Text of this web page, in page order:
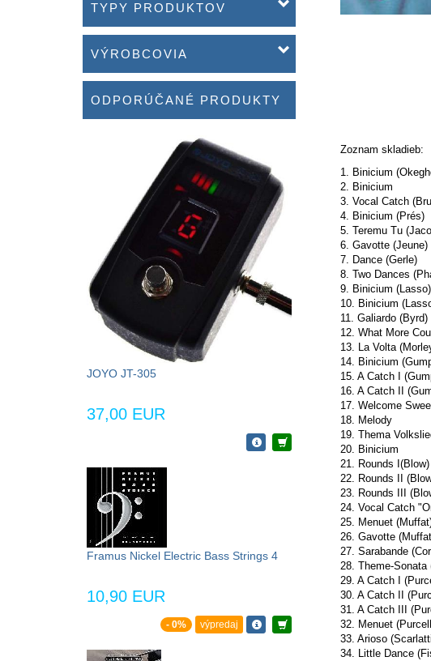
TYPY PRODUKTOV
VÝROBCOVIA
ODPORÚČANÉ PRODUKTY
JOYO JT-305
37,00 EUR
Framus Nickel Electric Bass Strings 4
10,90 EUR
- 0% výpredaj
Zoznam skladieb:
1. Binicium
2. Binicium
3. Vocal Catch
4. Binicium (Prés)
5. Teremu Tu
6. Gavotte (Jeune)
7. Dance (Gerle)
8. Two Dances
9. Binicium (Lasso)
10. Binicium
11. Galiardo (Byrd)
12. What More
13. La Volta
14. Binicium
15. A Catch I
16. A Catch II
17. Welcome
18. Melody
19. Thema
20. Binicium
21. Rounds I(Blow)
22. Rounds II
23. Rounds III
24. Vocal Catch
25. Menuet
26. Gavotte
27. Sarabande
28. Theme-Sonata
29. A Catch I
30. A Catch II
31. A Catch III
32. Menuet
33. Arioso
34. Little Dance